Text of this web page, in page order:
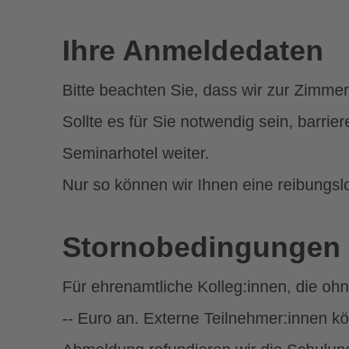
Ihre Anmeldedaten
Bitte beachten Sie, dass wir zur
Sollte es für Sie notwendig sein,
Seminarhotel weiter.
Nur so können wir Ihnen eine
Stornobedingungen
Für ehrenamtliche Kolleg:innen, die
-- Euro an. Externe Teilnehmer:innen